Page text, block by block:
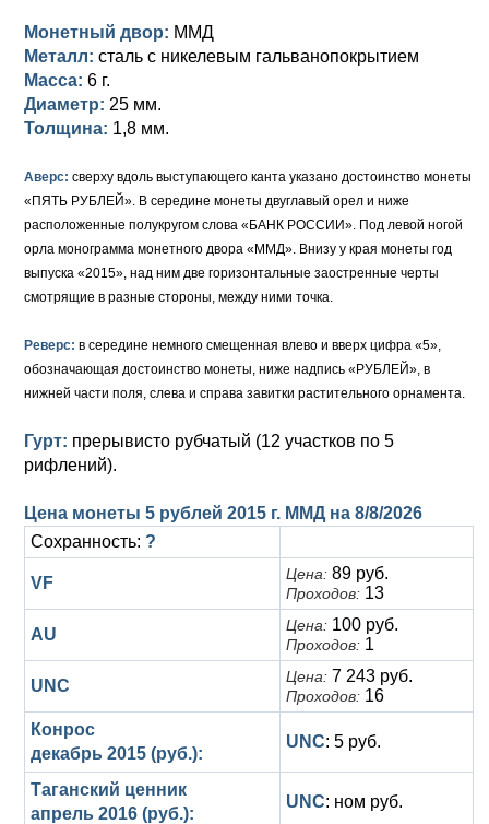
Германская оккупация
Для Финляндии
Памятные и донативные
Для Финляндии
Памятные и донативные
Серебро
Медь
Для Финляндии
Платина, золото
Серебро
Медь
Русско-Польские
Для Польши
Золото
Серебро
Для Грузии
Для Польши
Павел I (1796-1801)
Золото
Медь
Екатерина II (1762-1796)
Серебро
Медь
Таврические монеты
Елизавета I (1741-1762)
Золото
Для Пруссии
Альбертусталер
Иоанн Антонович (1740-1741)
Екатерина I (1725-1727)
Золото
Серебро
Медь
Монетный двор: ММД
Металл: сталь с никелевым гальванопокрытием
Масса: 6 г.
Диаметр: 25 мм.
Толщина: 1,8 мм.
Аверс: сверху вдоль выступающего канта указано достоинство монеты
«ПЯТЬ РУБЛЕЙ». В середине монеты двуглавый орел и ниже
расположенные полукругом слова «БАНК РОССИИ». Под левой ногой
орла монограмма монетного двора «ММД». Внизу у края монеты год
выпуска «2015», над ним две горизонтальные заостренные черты
смотрящие в разные стороны, между ними точка.
Реверс: в середине немного смещенная влево и вверх цифра «5»,
обозначающая достоинство монеты, ниже надпись «РУБЛЕЙ», в
нижней части поля, слева и справа завитки растительного орнамента.
Гурт: прерывисто рубчатый (12 участков по 5
рифлений).
Цена монеты 5 рублей 2015 г. ММД на 8/8/2026
Сохранность: ?
VF Цена: 89 руб.
Проходов: 13
AU Цена: 100 руб.
Проходов: 1
UNC Цена: 7 243 руб.
Проходов: 16
Конрос
декабрь 2015 (руб.):
UNC: 5 руб.
Таганский ценник
апрель 2016 (руб.):
UNC: ном руб.